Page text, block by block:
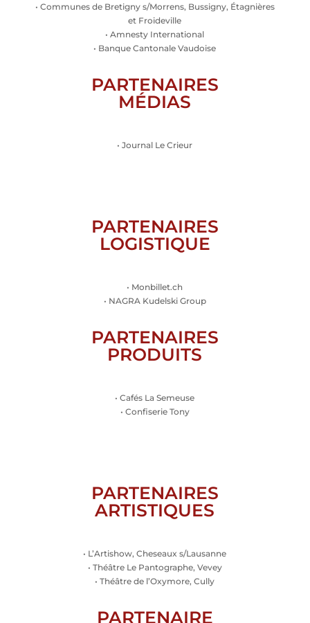
• Communes de Bretigny s/Morrens, Bussigny, Étagnières
et Froideville
• Amnesty International
• Banque Cantonale Vaudoise
PARTENAIRES
MÉDIAS
• Journal Le Crieur
PARTENAIRES
LOGISTIQUE
• Monbillet.ch
• NAGRA Kudelski Group
PARTENAIRES
PRODUITS
• Cafés La Semeuse
• Confiserie Tony
PARTENAIRES
ARTISTIQUES
• L’Artishow, Cheseaux s/Lausanne
• Théâtre Le Pantographe, Vevey
• Théâtre de l’Oxymore, Cully
PARTENAIRE